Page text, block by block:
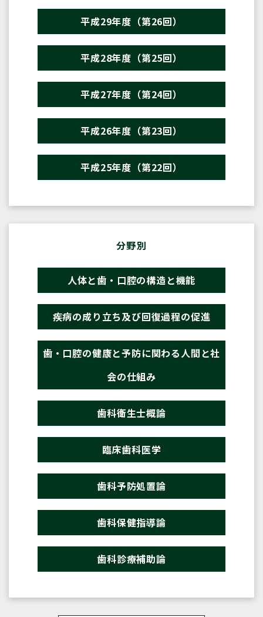
平成29年度（第26回）
平成28年度（第25回）
平成27年度（第24回）
平成26年度（第23回）
平成25年度（第22回）
分野別
人体と歯・口腔の構造と機能
疾病の成り立ち及び回復過程の促進
歯・口腔の健康と予防に関わる人間と社
会の仕組み
歯科衛生士概論
臨床歯科医学
歯科予防処置論
歯科保健指導論
歯科診療補助論